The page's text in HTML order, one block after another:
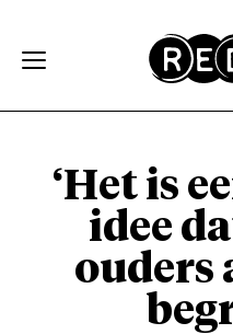
‘Het is
idee
ouders